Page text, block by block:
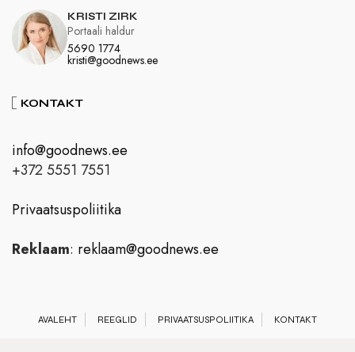
KRISTI ZIRK
5690 1774
kristi@goodnews.ee
Portaali haldur
KONTAKT
info@goodnews.ee
+372 5551 7551
Privaatsuspoliitika
Reklaam: reklaam@goodnews.ee
AVALEHT REEGLID PRIVAATSUSPOLIITIKA KONTAKT